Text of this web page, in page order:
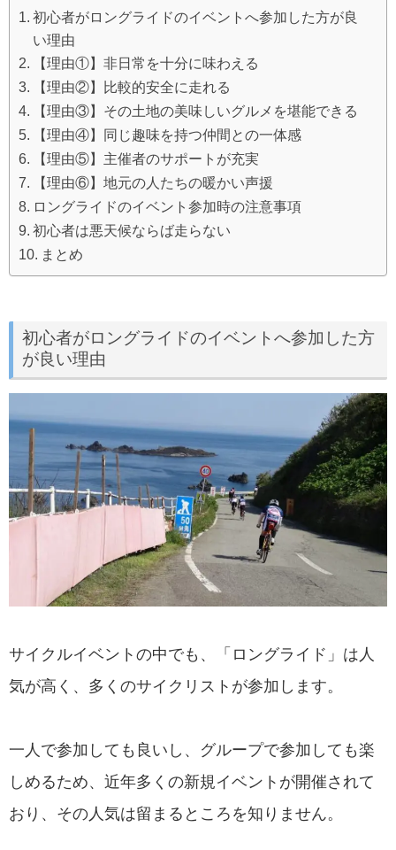
初心者がロングライドのイベントへ参加した方が良
い理由
【理由①】非日常を十分に味わえる
【理由②】比較的安全に走れる
【理由③】その土地の美味しいグルメを堪能できる
【理由④】同じ趣味を持つ仲間との一体感
【理由⑤】主催者のサポートが充実
【理由⑥】地元の人たちの暖かい声援
ロングライドのイベント参加時の注意事項
初心者は悪天候ならば走らない
まとめ
初心者がロングライドのイベントへ参加した方
が良い理由
サイクルイベントの中でも、「ロングライド」は人
気が高く、多くのサイクリストが参加します。
一人で参加しても良いし、グループで参加しても楽
しめるため、近年多くの新規イベントが開催されて
おり、その人気は留まるところを知りません。